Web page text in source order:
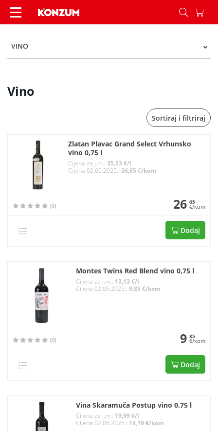
Vino - Kategorije - Konzum
VINO
Vino
Sortiraj i filtriraj
Zlatan Plavac Grand Select Vrhunsko
vino 0,75 l
Cijena za j.m.: 35,53 €/l
Cijena 02.05.2025.: 26,65 €/kom
(0) 26 65
€/kom
Dodaj
Montes Twins Red Blend vino 0,75 l
Cijena za j.m.: 13,13 €/l
Cijena 02.05.2025.: 9,85 €/kom
(0) 9 85
€/kom
Dodaj
Vina Skaramuča Postup vino 0,75 l
Cijena za j.m.: 19,99 €/l
Cijena 02.05.2025.: 14,19 €/kom